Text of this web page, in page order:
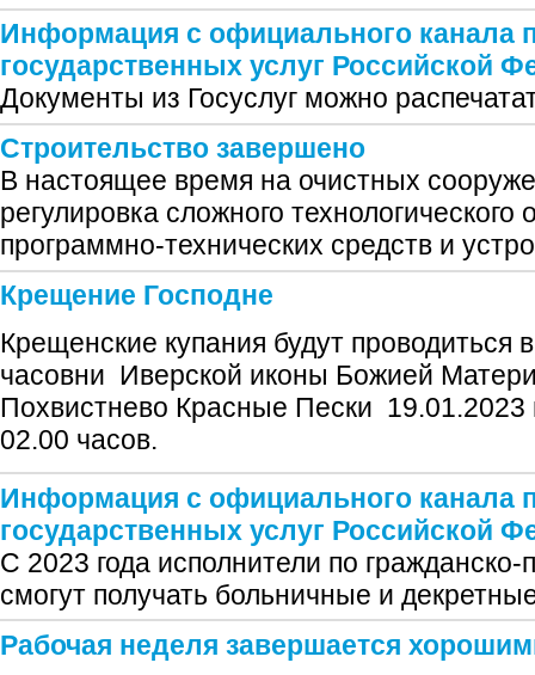
Информация с официального канала
государственных услуг Российской
Документы из Госуслуг можно
Строительство завершено
В настоящее время на очистных
регулировка сложного
программно-технических средств и
Крещение Господне
Крещенские купания будут проводиться
часовни Иверской иконы Божией Матери
Похвистнево Красные Пески 19.01.2023
02.00 часов.
Информация с официального канала
государственных услуг Российской
С 2023 года исполнители по
смогут получать больничные и
Рабочая неделя завершается